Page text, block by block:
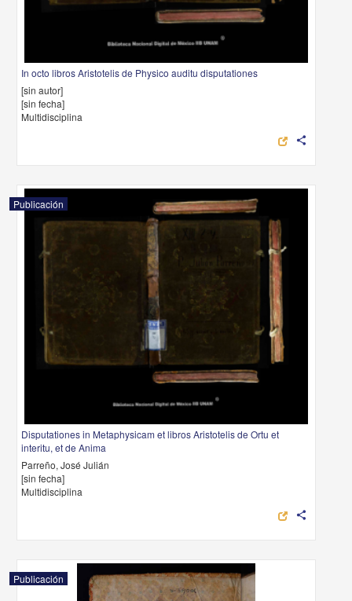
In octo libros Aristotelis de Physico auditu disputationes
[sin autor]
[sin fecha]
Multidisciplina
share
Publicación
Disputationes in Metaphysicam et libros Aristotelis de Ortu et
interitu, et de Anima
Parreño, José Julián
[sin fecha]
Multidisciplina
share
Publicación